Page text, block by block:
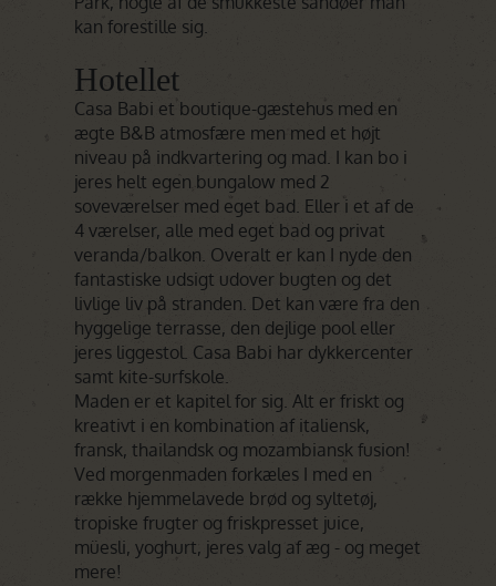
kan forestille sig.
Hotellet
Casa Babi et boutique-gæstehus med en
ægte B&B atmosfære men med et højt
niveau på indkvartering og mad. I kan bo i
jeres helt egen bungalow med 2
soveværelser med eget bad. Eller i et af de
4 værelser, alle med eget bad og privat
veranda/balkon. Overalt er kan I nyde den
fantastiske udsigt udover bugten og det
livlige liv på stranden. Det kan være fra den
hyggelige terrasse, den dejlige pool eller
jeres liggestol. Casa Babi har dykkercenter
samt kite-surfskole.
Maden er et kapitel for sig. Alt er friskt og
kreativt i en kombination af italiensk,
fransk, thailandsk og mozambiansk fusion!
Ved morgenmaden forkæles I med en
række hjemmelavede brød og syltetøj,
tropiske frugter og friskpresset juice,
müesli, yoghurt, jeres valg af æg - og meget
mere!